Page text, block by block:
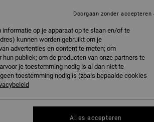
op je apparaat op te slaan en/of te
kunnen worden gebruikt om je
advertenties en content te meten; om
publiek; om de producten van onze partners te
je toestemming nodig is al dan niet te
toestemming nodig is (zoals bepaalde cookies
Doorgaan zonder accepteren
Alles accepteren